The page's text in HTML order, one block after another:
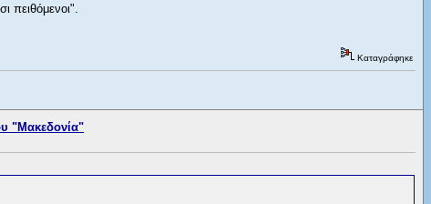
πειθόμενοι".
Καταγράφηκε
"Μακεδονία"